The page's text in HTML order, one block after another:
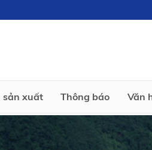
sản xuất Thông báo Văn